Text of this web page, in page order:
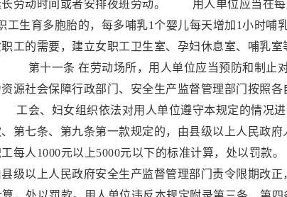
长劳动时间或者安排夜班劳动。 用人单位应当在每
工生育多胞胎的，每多哺乳1个婴儿每天增加1小
工的需要，建立女职工卫生室、孕妇休息室、哺乳
第十一条 在劳动场所，用人单位应当预防和制
源社会保障行政部门、安全生产监督管理部门按照
会、妇女组织依法对用人单位遵守本规定的情
第七条、第九条第一款规定的，由县级以上人民政
工每人1000元以上5000元以下的标准计算，处以罚
级以上人民政府安全生产监督管理部门责令限期改正